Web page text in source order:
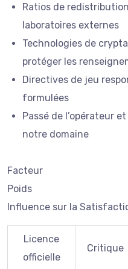
Ratios de
laboratoires externes
Technologies de
protéger les
Directives de jeu
formulées
Passé de l’opérateur
notre domaine
Facteur
Poids
Influence sur la
Licence
officielle
Critique